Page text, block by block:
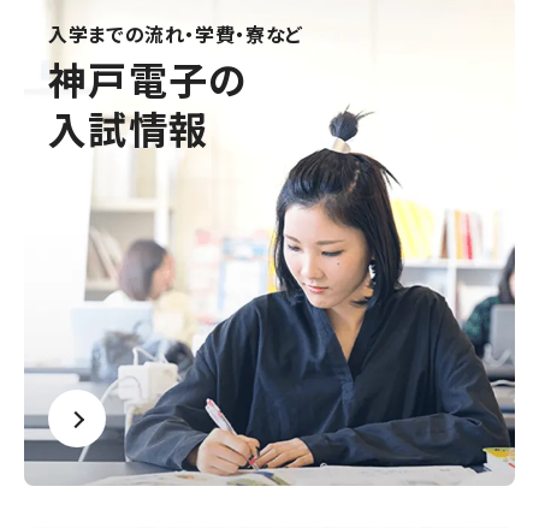
入学までの流れ・学費・寮など
神戸電子の
入試情報